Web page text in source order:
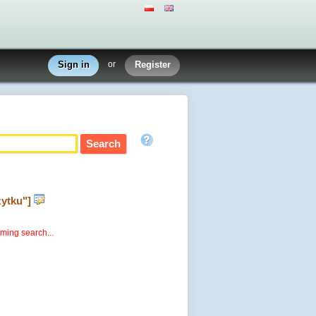
Sign in or Register
search...